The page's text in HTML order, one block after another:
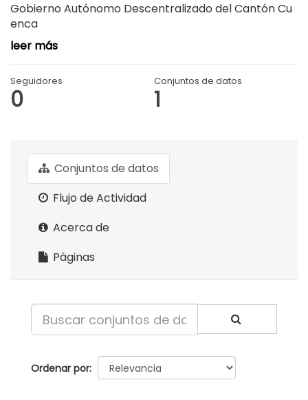
Gobierno Autónomo Descentralizado del Cantón Cu
enca
leer más
Seguidores
0
Conjuntos de datos
1
Conjuntos de datos
Flujo de Actividad
Acerca de
Páginas
Ordenar por